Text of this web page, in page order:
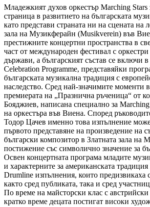
Младежкият духов оркестър Marching Stars
страница в развитието на българската
като представи страната ни на сцената на
зала на Музикферайн (Musikverein) във
престижните концертни пространства в
част от международен фестивал с
държави, а българският състав се включи
Celebration Programme, представяйки
българската музикална традиция с
наследство. Сред най-значимите моменти
премиерата на „Празнична ръченица“ от
Бояджиев, написана специално за Marching
на оркестъра във Виена. Според
Тодор Цачев именно това изпълнение
първото представяне на произведение на
български композитор в Златната зала на
постижение със символично значение за
Освен концертната програма младите
и характерните за американската
Drumline изпълнения, които предизвикаха
както сред публиката, така и сред
По време на майсторски клас с австрийски
кратко време децата постигат високи